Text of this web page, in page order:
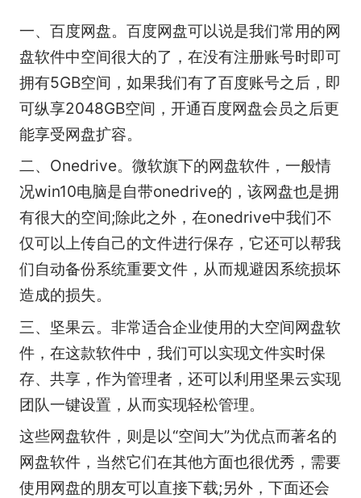
一、百度网盘。百度网盘可以说是我们常用的网
盘软件中空间很大的了，在没有注册账号时即可
拥有5GB空间，如果我们有了百度账号之后，即
可纵享2048GB空间，开通百度网盘会员之后更
能享受网盘扩容。
二、Onedrive。微软旗下的网盘软件，一般情
况win10电脑是自带onedrive的，该网盘也是拥
有很大的空间;除此之外，在onedrive中我们不
仅可以上传自己的文件进行保存，它还可以帮我
们自动备份系统重要文件，从而规避因系统损坏
造成的损失。
三、坚果云。非常适合企业使用的大空间网盘软
件，在这款软件中，我们可以实现文件实时保
存、共享，作为管理者，还可以利用坚果云实现
团队一键设置，从而实现轻松管理。
这些网盘软件，则是以“空间大”为优点而著名的
网盘软件，当然它们在其他方面也很优秀，需要
使用网盘的朋友可以直接下载;另外，下面还会